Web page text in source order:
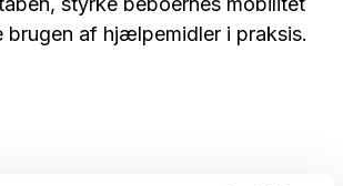
brugen af hjælpemidler i praksis.